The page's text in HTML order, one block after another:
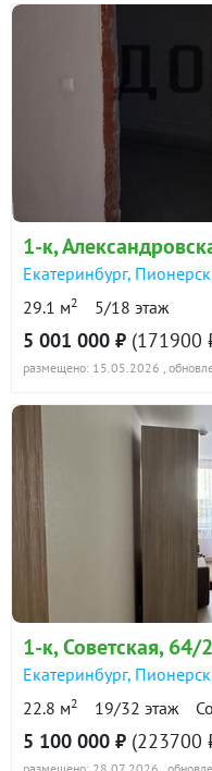
1-к,
Екатеринбург,
29.1 м2 5/18 этаж
5 001 000 ₽ (171900
размещено: 15.05.2026 ,
1-к, Советская, 64/2
Екатеринбург,
22.8 м2 19/32 этаж
5 100 000 ₽ (223700
размещено: 28.07.2026 ,